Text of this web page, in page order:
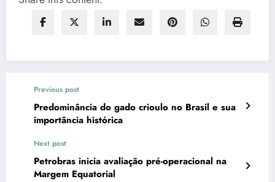
Previous post
Predominância do gado crioulo no Brasil e sua
importância histórica
Next post
Petrobras inicia avaliação pré-operacional na
Margem Equatorial